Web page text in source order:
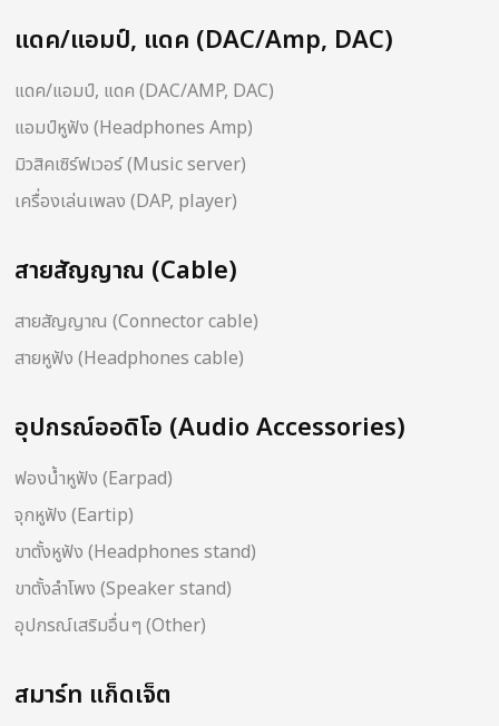
แดค/แอมป์, แดค (DAC/Amp, DAC)
แดค/แอมป์, แดค (DAC/AMP, DAC)
แอมป์หูฟัง (Headphones Amp)
มิวสิคเซิร์ฟเวอร์ (Music server)
เครื่องเล่นเพลง (DAP, player)
สายสัญญาณ (Cable)
สายสัญญาณ (Connector cable)
สายหูฟัง (Headphones cable)
อุปกรณ์ออดิโอ (Audio Accessories)
ฟองน้ำหูฟัง (Earpad)
จุกหูฟัง (Eartip)
ขาตั้งหูฟัง (Headphones stand)
ขาตั้งลำโพง (Speaker stand)
อุปกรณ์เสริมอื่นๆ (Other)
สมาร์ท แก็ดเจ็ต